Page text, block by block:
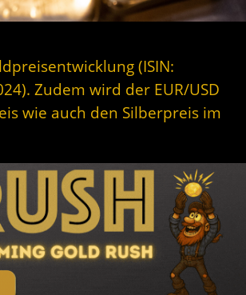
(ISIN:
Zudem wird der EUR/USD
wie auch den Silberpreis im